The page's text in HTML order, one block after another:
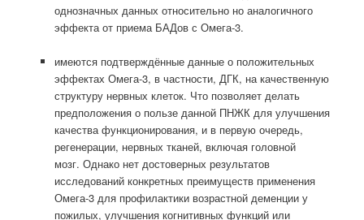
однозначных данных относительно но аналогичного
эффекта от приема БАДов с Омега-3.
имеются подтверждённые данные о положительных
эффектах Омега-3, в частности, ДГК, на качественную
структуру нервных клеток. Что позволяет делать
предположения о пользе данной ПНЖК для улучшения
качества функционирования, и в первую очередь,
регенерации, нервных тканей, включая головной
мозг. Однако нет достоверных результатов
исследований конкретных преимуществ применения
Омега-3 для профилактики возрастной деменции у
пожилых, улучшения когнитивных функций или